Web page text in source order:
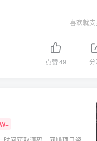
喜欢就
点赞49 分